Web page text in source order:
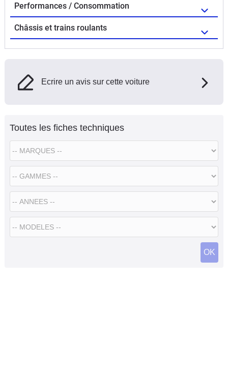
Performances / Consommation
Châssis et trains roulants
Ecrire un avis sur cette voiture
Toutes les fiches techniques